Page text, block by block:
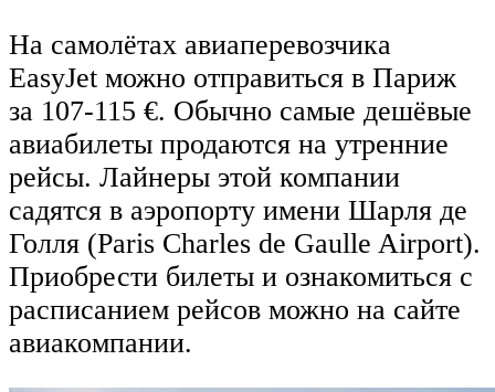
На самолётах авиаперевозчика
EasyJet можно отправиться в Париж
за 107-115 €. Обычно самые дешёвые
авиабилеты продаются на утренние
рейсы. Лайнеры этой компании
садятся в аэропорту имени Шарля де
Голля (Paris Charles de Gaulle Airport).
Приобрести билеты и ознакомиться с
расписанием рейсов можно на сайте
авиакомпании.